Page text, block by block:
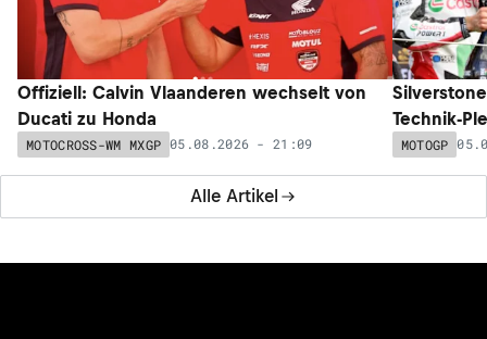
Alle Artikel
Offiziell: Calvin Vlaanderen wechselt von
Ducati zu Honda
MOTOCROSS-WM MXGP 05.08.2026 - 21:09
Technik-
MOTOGP